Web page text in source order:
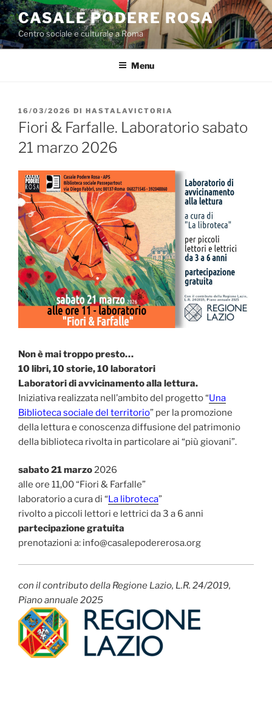
Salta
al
contenuto
CASALE PODERE ROSA
Centro sociale e culturale a Roma
Menu
PUBBLICATO
IL
16/03/2026 DI HASTALAVICTORIA
Fiori & Farfalle. Laboratorio sabato
21 marzo 2026
Non è mai troppo presto…
10 libri, 10 storie, 10 laboratori
Laboratori di avvicinamento alla lettura.
Iniziativa realizzata nell’ambito del progetto “Una
Biblioteca sociale del territorio” per la promozione
della lettura e conoscenza diffusione del patrimonio
della biblioteca rivolta in particolare ai “più giovani”.
sabato 21 marzo2026
alle ore 11,00 “Fiori & Farfalle”
laboratorio a cura di “La libroteca”
rivolto a piccoli lettori e lettrici da 3 a 6 anni
partecipazione gratuita
prenotazioni a: info@casalepodererosa.org
con il contributo della Regione Lazio, L.R. 24/2019,
Piano annuale 2025